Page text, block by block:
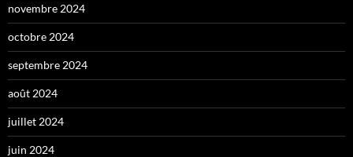
novembre 2024
octobre 2024
septembre 2024
août 2024
juillet 2024
juin 2024